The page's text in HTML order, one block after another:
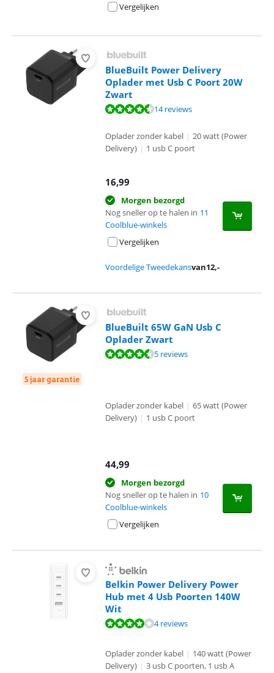
Vergelijken
BlueBuilt Power Delivery
Oplader met Usb C Poort 20W
Zwart
Beoordeling is 9,2 van de 10, gebaseerd op 14 reviews.
14 reviews
Oplader zonder kabel | 20 watt (Power
Delivery) | 1 usb C poort
16,99
Morgen bezorgd
Nog sneller op te halen in 11
Coolblue-winkels
Vergelijken
Voordelige Tweedekansvan12,-
5 jaar garantie
BlueBuilt 65W GaN Usb C
Oplader Zwart
Beoordeling is 9,0 van de 10, gebaseerd op 5 reviews.
5 reviews
Oplader zonder kabel | 65 watt (Power
Delivery) | 1 usb C poort
44,99
Morgen bezorgd
Nog sneller op te halen in 10
Coolblue-winkels
Vergelijken
Belkin Power Delivery Power
Hub met 4 Usb Poorten 140W
Wit
Beoordeling is 8,4 van de 10, gebaseerd op 4 reviews.
4 reviews
Oplader zonder kabel | 140 watt (Power
Delivery) | 3 usb C poorten, 1 usb A